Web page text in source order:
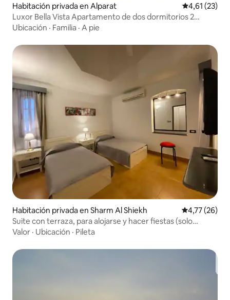
Habitación privada en Alparat Calificación
4,61 (23)
Luxor Bella Vista Apartamento de dos dormitorios 2
dobles
Ubicación · Familia · A pie
Habitación privada en Sharm Al Shiekh Calificación
4,77 (26)
Suite con terraza, para alojarse y hacer fiestas (solo
adultos)
Valor · Ubicación · Pileta